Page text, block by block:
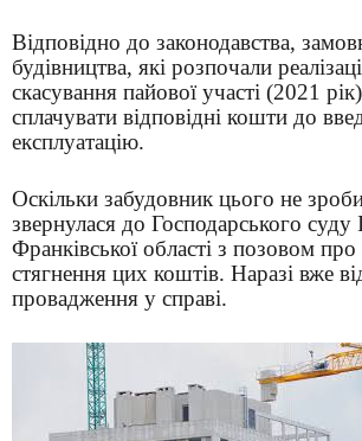
Відповідно до законодавства,
будівництва, які розпочали
скасування пайової участі (2021
сплачувати відповідні кошти до
експлуатацію.
Оскільки забудовник цього не
звернулася до Господарського суду
Франківської області з позовом
стягнення цих коштів. Наразі вже
провадження у справі.